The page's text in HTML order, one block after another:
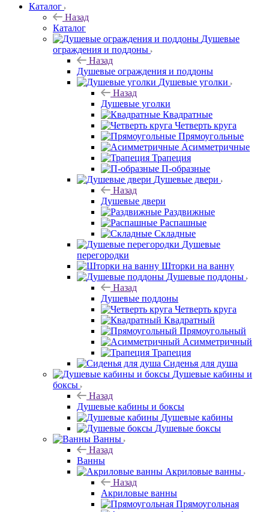
Каталог
Назад
Каталог
Душевые
ограждения и поддоны
Назад
Душевые ограждения и поддоны
Душевые уголки
Назад
Душевые уголки
Квадратные
Четверть круга
Прямоугольные
Асимметричные
Трапеция
П-образные
Душевые двери
Назад
Душевые двери
Раздвижные
Распашные
Складные
Душевые
перегородки
Шторки на ванну
Душевые поддоны
Назад
Душевые поддоны
Четверть круга
Квадратный
Прямоугольный
Асимметричный
Трапеция
Сиденья для душа
Душевые кабины и
боксы
Назад
Душевые кабины и боксы
Душевые кабины
Душевые боксы
Ванны
Назад
Ванны
Акриловые ванны
Назад
Акриловые ванны
Прямоугольная